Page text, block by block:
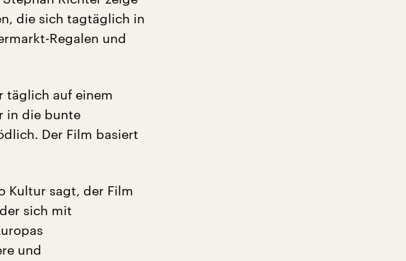
die sich tagtäglich in
Regalen und
täglich auf einem
in die bunte
Der Film basiert
Kultur sagt, der Film
sich mit
und